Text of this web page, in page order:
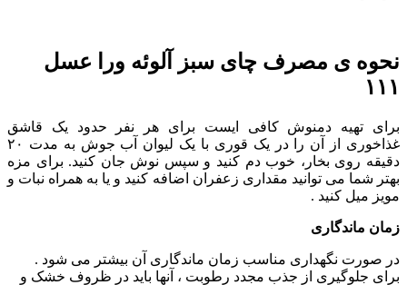
نحوه ی مصرف چای سبز آلوئه ورا عسل
۱۱۱
برای تهیه دمنوش کافی ایست برای هر نفر حدود یک قاشق
غذاخوری از آن را در یک قوری با یک لیوان آب جوش به مدت ۲۰
دقیقه روی بخار، خوب دم کنید و سپس نوش جان کنید. برای مزه
بهتر شما می توانید مقداری زعفران اضافه کنید و یا به همراه نبات و
مویز میل کنید .
زمان ماندگاری
در صورت نگهداری مناسب زمان ماندگاری آن بیشتر می شود .
برای جلوگیری از جذب مجدد رطوبت ، آنها باید در ظروف خشک و